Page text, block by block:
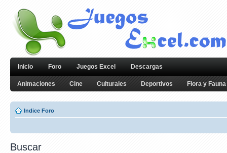
Inicio Foro Juegos Excel Descargas
Animaciones Cine Culturales Deportivos Flora y Fauna
Indice Foro
Buscar